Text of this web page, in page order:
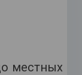
местных